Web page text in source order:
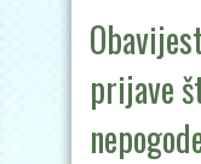
prijave